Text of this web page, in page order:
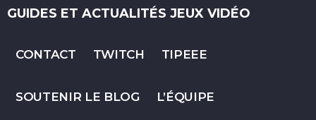
GUIDES ET ACTUALITÉS JEUX VIDÉO
CONTACT TWITCH TIPEEE
SOUTENIR LE BLOG L’ÉQUIPE